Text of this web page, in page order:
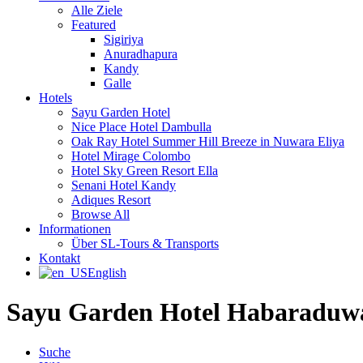
Alle Ziele
Featured
Sigiriya
Anuradhapura
Kandy
Galle
Hotels
Sayu Garden Hotel
Nice Place Hotel Dambulla
Oak Ray Hotel Summer Hill Breeze in Nuwara Eliya
Hotel Mirage Colombo
Hotel Sky Green Resort Ella
Senani Hotel Kandy
Adiques Resort
Browse All
Informationen
Über SL-Tours & Transports
Kontakt
English
Sayu Garden Hotel
Suche